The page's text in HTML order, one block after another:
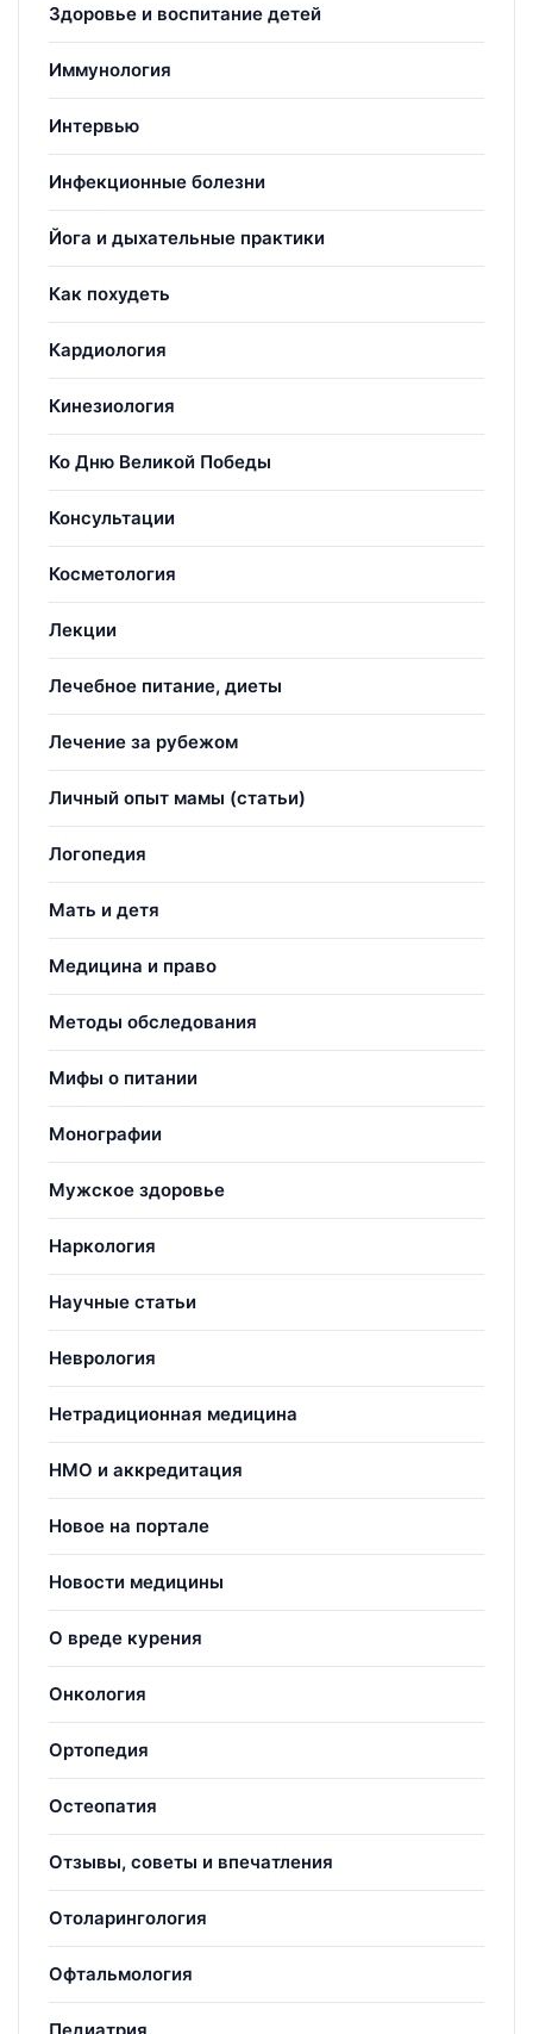
Здоровье и воспитание детей
Иммунология
Интервью
Инфекционные болезни
Йога и дыхательные практики
Как похудеть
Кардиология
Кинезиология
Ко Дню Великой Победы
Консультации
Косметология
Лекции
Лечебное питание, диеты
Лечение за рубежом
Личный опыт мамы (статьи)
Логопедия
Мать и детя
Медицина и право
Методы обследования
Мифы о питании
Монографии
Мужское здоровье
Наркология
Научные статьи
Неврология
Нетрадиционная медицина
НМО и аккредитация
Новое на портале
Новости медицины
О вреде курения
Онкология
Ортопедия
Остеопатия
Отзывы, советы и впечатления
Отоларингология
Офтальмология
Педиатрия